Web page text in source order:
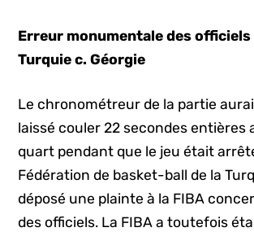
Erreur monumentale des
Turquie c. Géorgie
Le chronométreur de la partie
laissé couler 22 secondes entières
quart pendant que le jeu était
Fédération de basket-ball de la
déposé une plainte à la FIBA
des officiels. La FIBA a toutefois